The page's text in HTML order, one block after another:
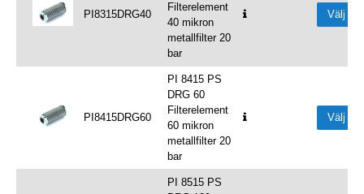
PI8315DRG40
Filterelement
40 mikron
metallfilter 20
bar
Välj
PI8415DRG60
PI 8415 PS
DRG 60
Filterelement
60 mikron
metallfilter 20
bar
Välj
PI 8515 PS